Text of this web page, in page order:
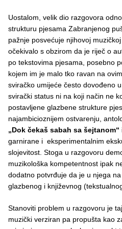
Uostalom, velik dio razgovora
strukturu pjesama Zabranjenog
pažnje posvećuje njihovoj
očekivalo s obzirom da je riječ o
po tekstovima pjesama, posebno
kojem im je malo tko ravan na
sviračko umijeće često dovođeno
svirački status ni na koji način ne
postavljene glazbene strukture
najambicioznijem ostvarenju,
„Dok čekaš sabah sa šejtanom“
garnirane i eksperimentalnim
slojevitost. Stoga u razgovoru
muzikološka kompetentnost ipak
dodatno potvrđuje da je u njega
glazbenog i književnog
Stanoviti problem u razgovoru je
muzički verziran pa propušta kao